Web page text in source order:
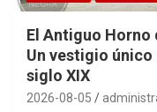
El Antiguo Horno
Un vestigio único
siglo XIX
2026-08-05